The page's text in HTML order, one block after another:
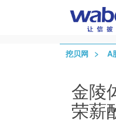
挖贝网 > A
金陵
荣薪